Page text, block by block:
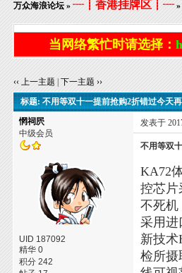
万众海浪论坛 »┈┋香港挂牌区┋┈»
当网络繁忙时请选择：
‹‹ 上一主题 |下一主题 ››
标题: 不用等双十一提前抢购2折错过今天
惘祠屄
中级会员
UID 187092
精华 0
积分 242
发表于
不用等双
KA72
控芯片
不死机
采用进
新技
检所摄